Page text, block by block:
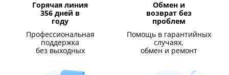
Горячая линия
356 дней в
году
Профессиональная
поддержка
без выходных
Обмен и
возврат без
проблем
Помощь в гарантийных
случаях,
обмен и ремонт